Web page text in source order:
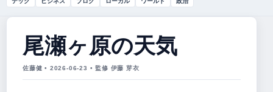
尾瀬ヶ原の天気
佐藤健 • 2026-06-23 • 監修 伊藤 芽衣